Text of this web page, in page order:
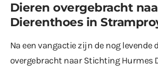
Dieren overgebracht
Dierenthoes in
Na een vangactie zijn de nog levende
overgebracht naar Stichting Hurmes